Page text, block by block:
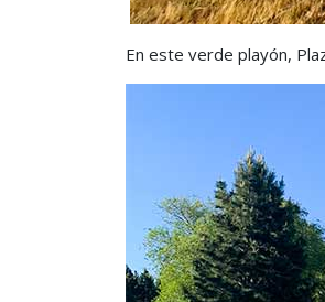
En este verde playón,